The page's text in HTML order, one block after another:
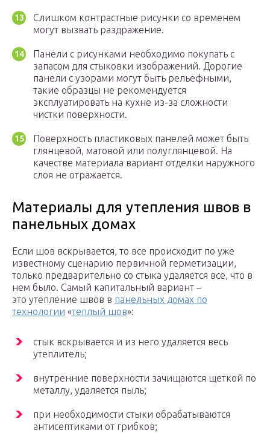
Слишком контрастные рисунки со временем
могут вызвать раздражение.
Панели с рисунками необходимо покупать с
запасом для стыковки изображений. Дорогие
панели с узорами могут быть рельефными,
такие образцы не рекомендуется
эксплуатировать на кухне из-за сложности
чистки поверхности.
Поверхность пластиковых панелей может быть
глянцевой, матовой или полуглянцевой. На
качестве материала вариант отделки наружного
слоя не отражается.
Материалы для утепления швов в
панельных домах
Если шов вскрывается, то все происходит по уже
известному сценарию первичной герметизации,
только предварительно со стыка удаляется все, что в
нем было. Самый капитальный вариант –
это утепление швов в панельных домах по
технологии «теплый шов»:
стык вскрывается и из него удаляется весь
утеплитель;
внутренние поверхности зачищаются щеткой по
металлу, удаляется пыль;
при необходимости стыки обрабатываются
антисептиками от грибков;